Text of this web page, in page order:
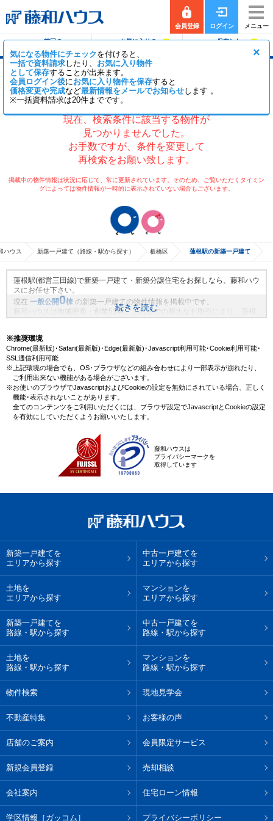
会員登録 ログイン メニュー
前回の
お気に入りの
保存した
×
気になる物件にチェックを付けると、
一括で資料請求したり、 お気に入り物件
として保存することが出来ます。
会員ログイン後にお気に入り物件を保存すると
価格変更や完成など最新情報をメールでお知らせします 。
※一括資料請求は20件までです。
蓮根駅の新築一戸建て（分譲住宅・一軒家・建
売）
現在、検索条件に該当する物件が
見つかりませんでした。
お手数ですが、条件を変更して
再検索をお願い致します。
掲載中の物件情報は状況に応じて、常に更新されています。そのため、ご覧いただくタイミン
グによっては物件情報が一時的に表示されていない場合もございます。
ハウス 新築一戸建て（路線・駅から探す） 板橋区 蓮根駅の新築一戸建て
蓮根駅(都営三田線)で新築一戸建て・新築分譲住宅をお探しなら、藤和ハウ
スにお任せ下さい。
現在 一般公開0棟 の新築一戸建ての物件情報を掲載中です。
藤和ハウスは地域密着・創業51年、これまでの膨大なお取引により、蓮根
続きを読む
※推奨環境
Chrome(最新版)･Safari(最新版)･Edge(最新版)･Javascript利用可能･Cookie利用可能･
SSL通信利用可能
※上記環境の場合でも、OS･ブラウザなどの組み合わせにより一部表示が崩れたり、
ご利用出来ない機能がある場合がございます。
※お使いのブラウザでJavascriptおよびCookieの設定を無効にされている場合、正しく
機能･表示されないことがあります。
全てのコンテンツをご利用いただくには、ブラウザ設定でJavascriptとCookieの設定
を有効にしていただくようお願いいたします。
藤和ハウスは
プライバシーマークを
取得しています
新築一戸建てを
エリアから探す
中古一戸建てを
エリアから探す
土地を
エリアから探す
マンションを
エリアから探す
新築一戸建てを
路線・駅から探す
中古一戸建てを
路線・駅から探す
土地を
路線・駅から探す
マンションを
路線・駅から探す
物件検索 現地見学会
不動産特集 お客様の声
店舗のご案内 会員限定サービス
新規会員登録 売却相談
会社案内 住宅ローン情報
学区情報［ガッコム］ プライバシーポリシー